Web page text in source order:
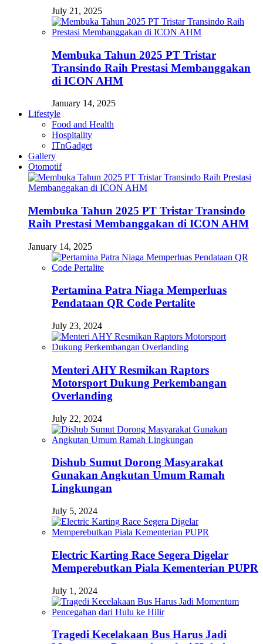
July 21, 2025
Membuka Tahun 2025 PT Tristar
Transindo Raih Prestasi Membanggakan
di ICON AHM
January 14, 2025
Lifestyle
Food and Health
Hospitality
ITnGadget
Gallery
Otomotif
Membuka Tahun 2025 PT Tristar Transindo
Raih Prestasi Membanggakan di ICON AHM
January 14, 2025
Pertamina Patra Niaga Memperluas
Pendataan QR Code Pertalite
July 23, 2024
Menteri AHY Resmikan Raptors
Motorsport Dukung Perkembangan
Overlanding
July 22, 2024
Dishub Sumut Dorong Masyarakat
Gunakan Angkutan Umum Ramah
Lingkungan
July 5, 2024
Electric Karting Race Segera Digelar
Memperebutkan Piala Kementerian PUPR
July 1, 2024
Tragedi Kecelakaan Bus Harus Jadi